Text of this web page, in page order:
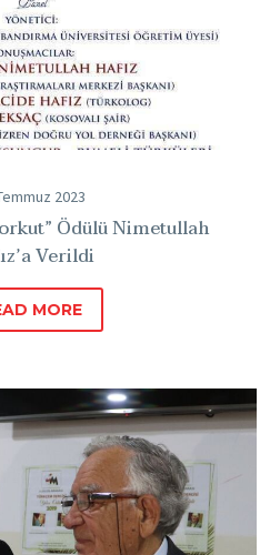
2023
Ödülü Nimetullah
Verildi
MORE